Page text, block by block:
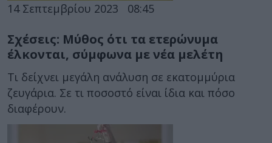
14 Σεπτεμβρίου 2023 08:45
Σχέσεις: Μύθος ότι τα ετερώνυμα
έλκονται, σύμφωνα με νέα μελέτη
Τι δείχνει μεγάλη ανάλυση σε εκατομμύρια
ζευγάρια. Σε τι ποσοστό είναι ίδια και πόσο
διαφέρουν.